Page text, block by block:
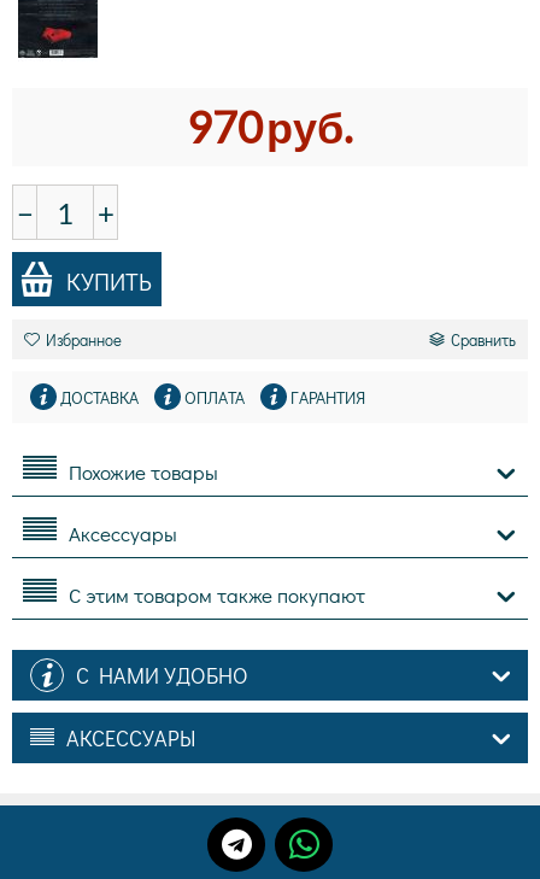
970руб.
− +
КУПИТЬ
Избранное Сравнить
ДОСТАВКА ОПЛАТА ГАРАНТИЯ
Похожие товары
Аксессуары
С этим товаром также покупают
С НАМИ УДОБНО
АКСЕССУАРЫ